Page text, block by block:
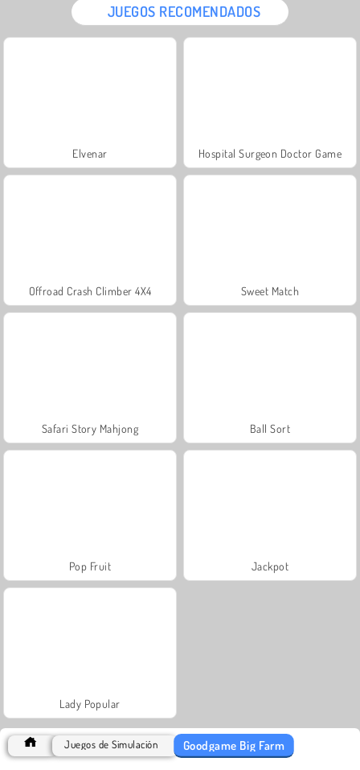
JUEGOS RECOMENDADOS
Elvenar Hospital Surgeon Doctor Game
Offroad Crash Climber 4X4 Sweet Match
Safari Story Mahjong Ball Sort
Pop Fruit Jackpot
Lady Popular
Juegos de Simulación Goodgame Big Farm